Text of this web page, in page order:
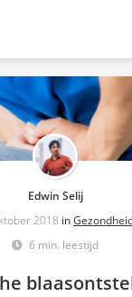
Edwin Selij
2018 in
6 min. leestijd